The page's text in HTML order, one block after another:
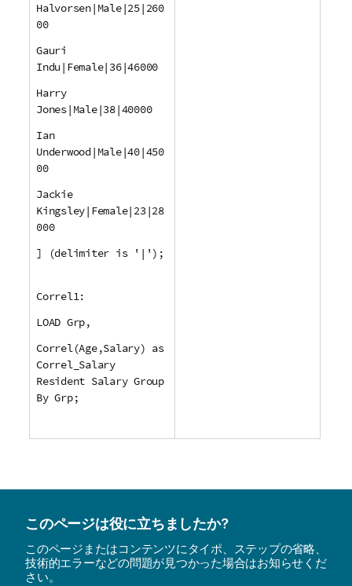
Halvorsen|Male|25|260
00
Gauri
Indu|Female|36|46000
Harry
Jones|Male|38|40000
Ian
Underwood|Male|40|450
00
Jackie
Kingsley|Female|23|28
000
] (delimiter is '|');
Correl1:
LOAD Grp,
Correl(Age,Salary) as
Correl_Salary
Resident Salary Group
By Grp;
このページは役に立ちましたか?
このページまたはコンテンツにタイポ、ステップの省略、
技術的エラーなどの問題が見つかった場合はお知らせくだ
さい。